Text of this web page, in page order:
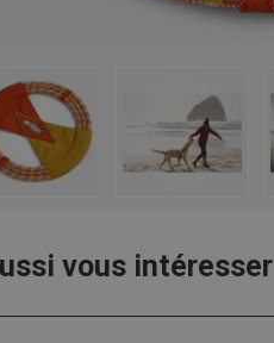
vous intéresser